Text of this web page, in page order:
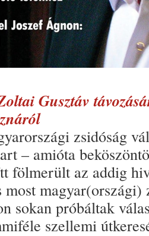
Gusztáv
zsidóság
– amióta
fölmerült az addig
sokan próbáltak
szellemi